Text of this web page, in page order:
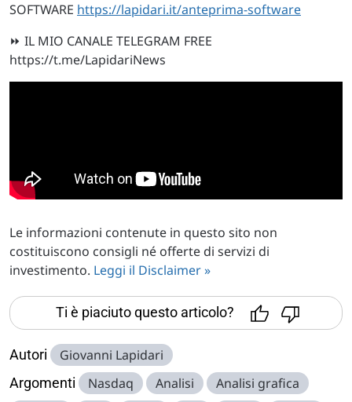
SOFTWARE https://lapidari.it/anteprima-software
⏩ IL MIO CANALE TELEGRAM FREE
https://t.me/LapidariNews
Le informazioni contenute in questo sito non
costituiscono consigli né offerte di servizi di
investimento. Leggi il Disclaimer »
Ti è piaciuto questo articolo?
Autori Giovanni Lapidari
Argomenti Nasdaq Analisi
Analisi grafica